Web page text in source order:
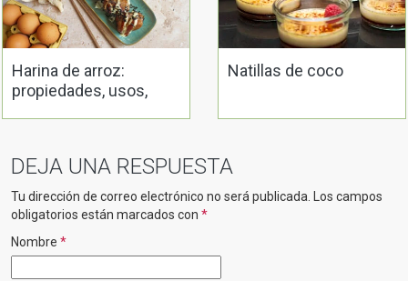
Harina de arroz:
propiedades, usos,
Natillas de coco
DEJA UNA RESPUESTA
Tu dirección de correo electrónico no será publicada. Los campos
obligatorios están marcados con *
Nombre *